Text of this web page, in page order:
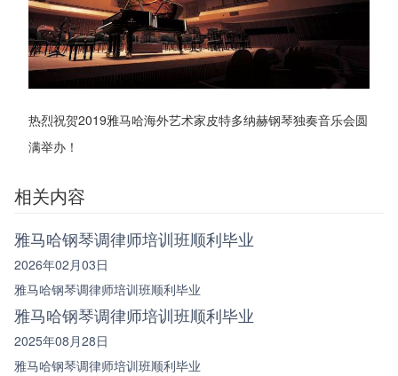
热烈祝贺2019雅马哈海外艺术家皮特多纳赫钢琴独奏音乐会圆
满举办！
相关内容
雅马哈钢琴调律师培训班顺利毕业
2026年02月03日
雅马哈钢琴调律师培训班顺利毕业
雅马哈钢琴调律师培训班顺利毕业
2025年08月28日
雅马哈钢琴调律师培训班顺利毕业